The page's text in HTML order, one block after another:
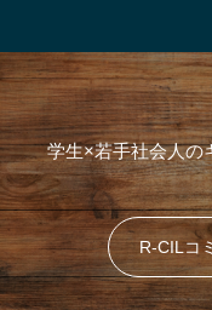
学生×若手社会人の
R-CILコ